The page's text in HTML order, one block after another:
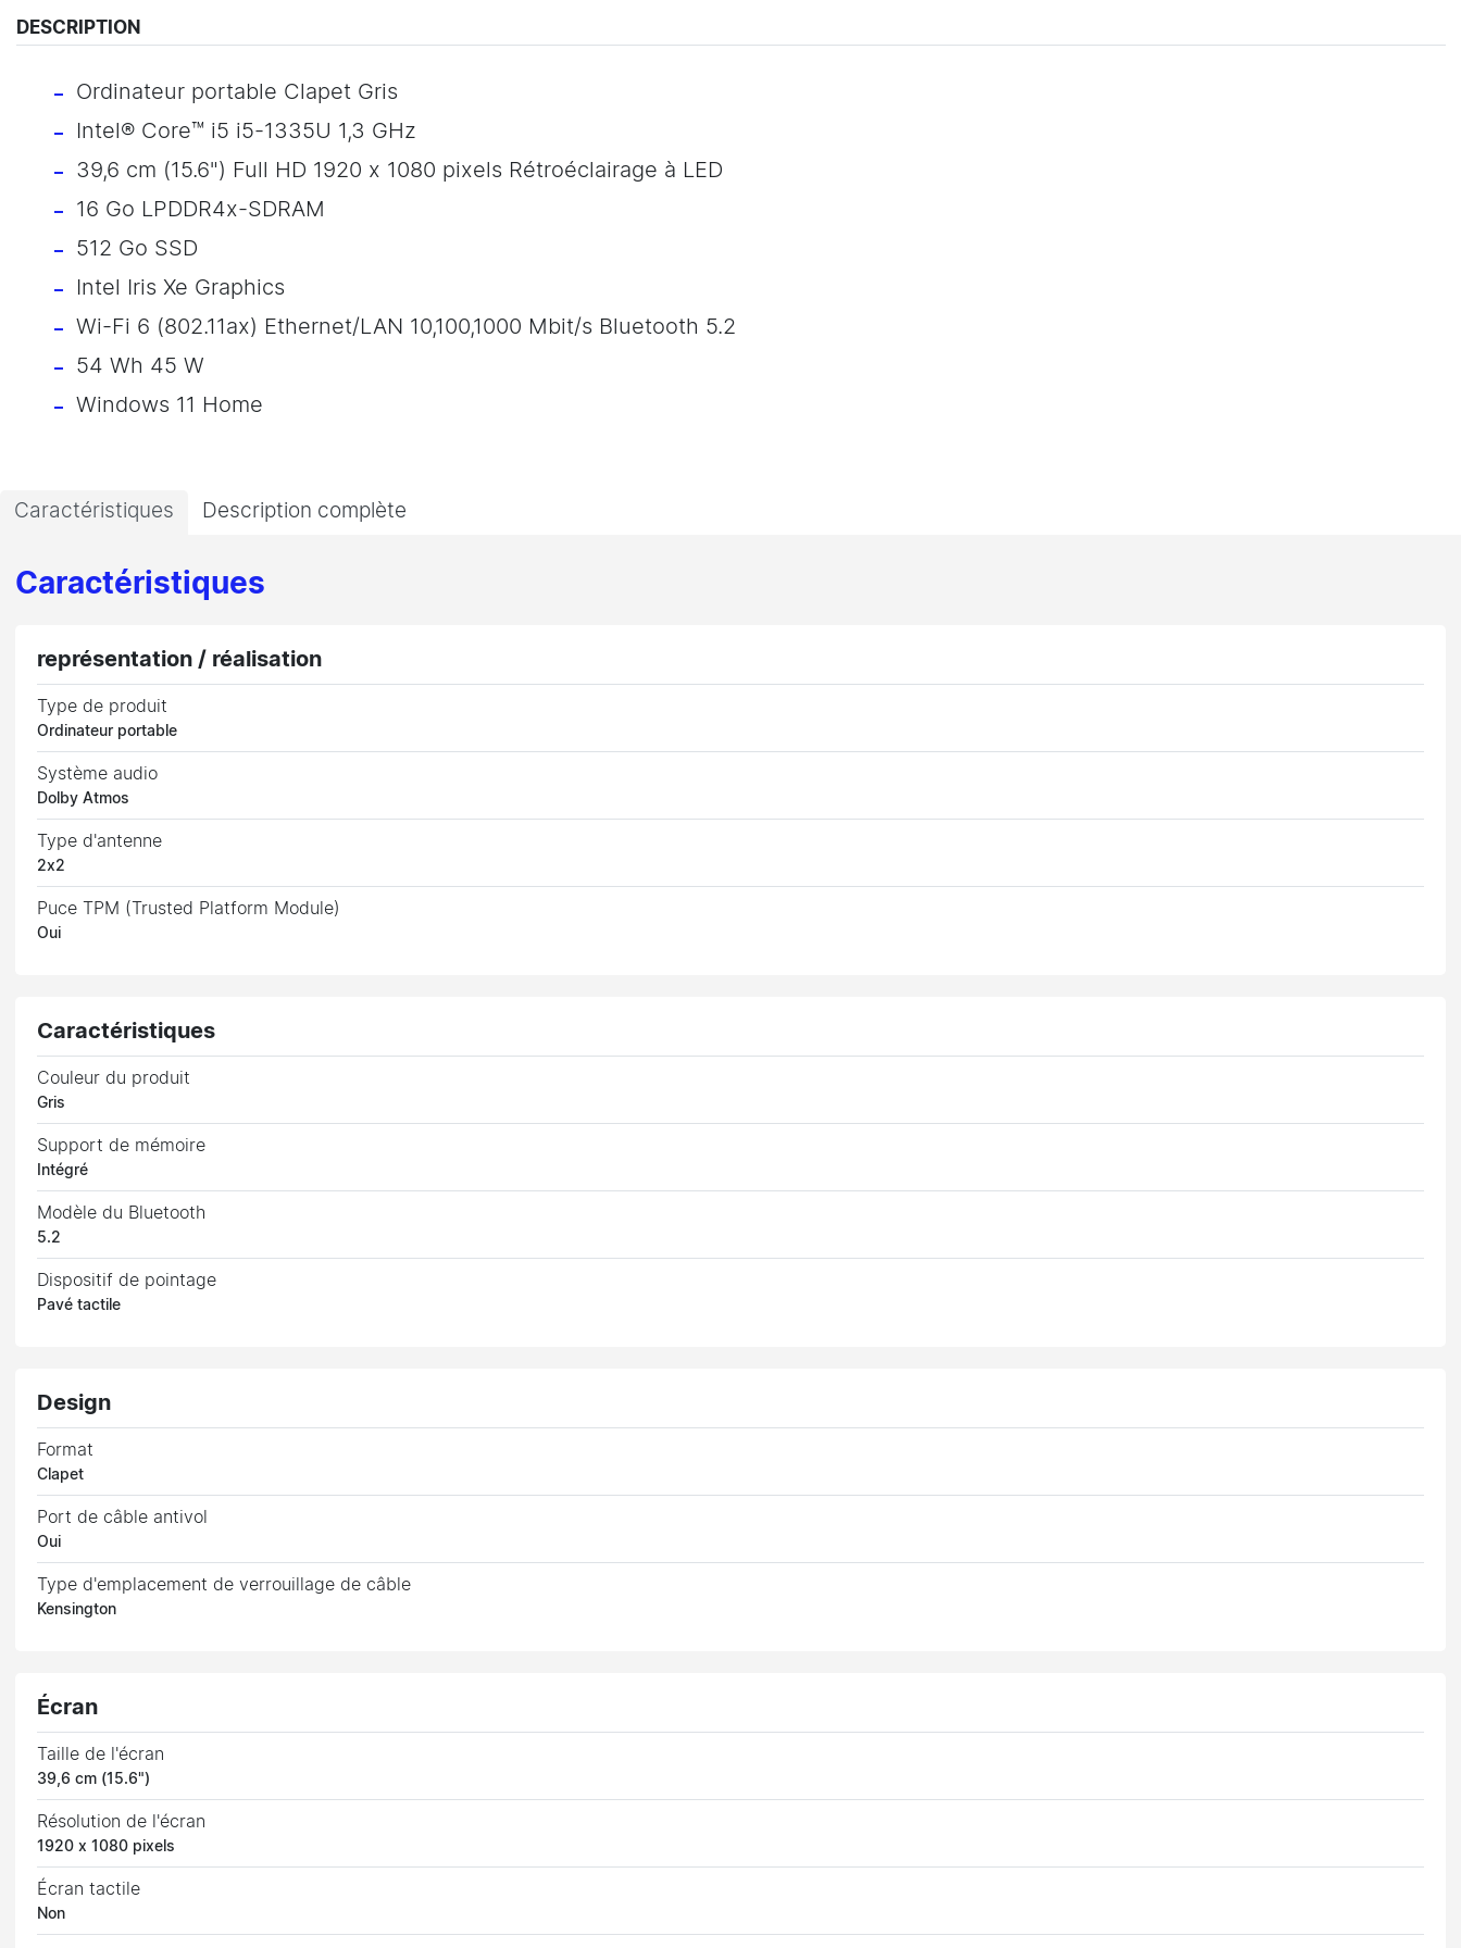
DESCRIPTION
Ordinateur portable Clapet Gris
Intel® Core™ i5 i5-1335U 1,3 GHz
39,6 cm (15.6") Full HD 1920 x 1080 pixels Rétroéclairage à LED
16 Go LPDDR4x-SDRAM
512 Go SSD
Intel Iris Xe Graphics
Wi-Fi 6 (802.11ax) Ethernet/LAN 10,100,1000 Mbit/s Bluetooth 5.2
54 Wh 45 W
Windows 11 Home
Caractéristiques Description complète
Caractéristiques
représentation / réalisation
Type de produit
Ordinateur portable
Système audio
Dolby Atmos
Type d'antenne
2x2
Puce TPM (Trusted Platform Module)
Oui
Caractéristiques
Couleur du produit
Gris
Support de mémoire
Intégré
Modèle du Bluetooth
5.2
Dispositif de pointage
Pavé tactile
Design
Format
Clapet
Port de câble antivol
Oui
Type d'emplacement de verrouillage de câble
Kensington
Écran
Taille de l'écran
39,6 cm (15.6")
Résolution de l'écran
1920 x 1080 pixels
Écran tactile
Non